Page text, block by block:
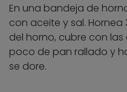
En una bandeja de
con aceite y sal. Hornea
del horno, cubre con
poco de pan rallado y
se dore.